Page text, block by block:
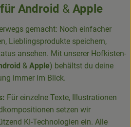
Android & Apple
gemacht: Noch einfacher
Lieblingsprodukte speichern,
ansehen. Mit unserer Hofkisten-
& Apple) behältst du deine
immer im Blick.
Für einzelne Texte, Illustrationen
setzen wir
KI-Technologien ein. Alle